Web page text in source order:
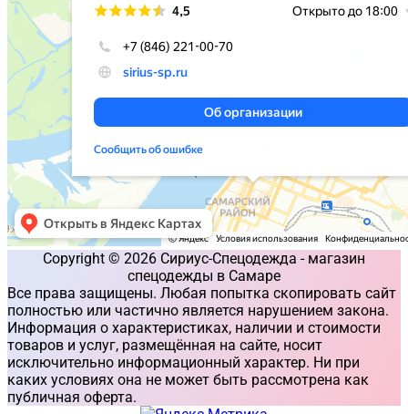
Copyright © 2026 Сириус-Спецодежда - магазин
спецодежды в Самаре
Все права защищены. Любая попытка скопировать сайт
полностью или частично является нарушением закона.
Информация о характеристиках, наличии и стоимости
товаров и услуг, размещённая на сайте, носит
исключительно информационный характер. Ни при
каких условиях она не может быть рассмотрена как
публичная оферта.